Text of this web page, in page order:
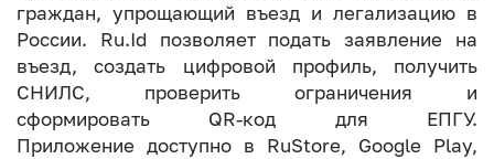
граждан, упрощающий въезд и легализацию в
России. Ru.Id позволяет подать заявление на
въезд, создать цифровой профиль, получить
СНИЛС, проверить ограничения и
сформировать QR-код для ЕПГУ.
Приложение доступно в RuStore, Google Play,